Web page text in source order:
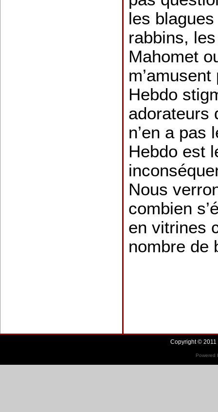
les
rabbins,
Mahomet
Hebdo
adorateurs
n’en a pas
Hebdo est
Nous
combien
en vitrines
nombre de
Copyright © 2011
Powered